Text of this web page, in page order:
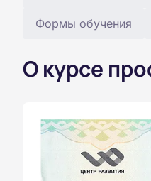
Формы обучения
О курсе